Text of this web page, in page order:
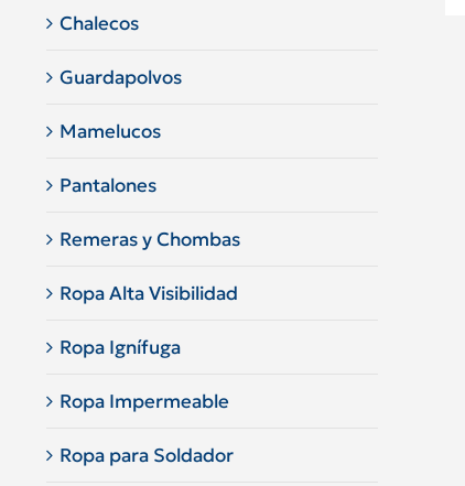
Chalecos
Guardapolvos
Mamelucos
Pantalones
Remeras y Chombas
Ropa Alta Visibilidad
Ropa Ignífuga
Ropa Impermeable
Ropa para Soldador